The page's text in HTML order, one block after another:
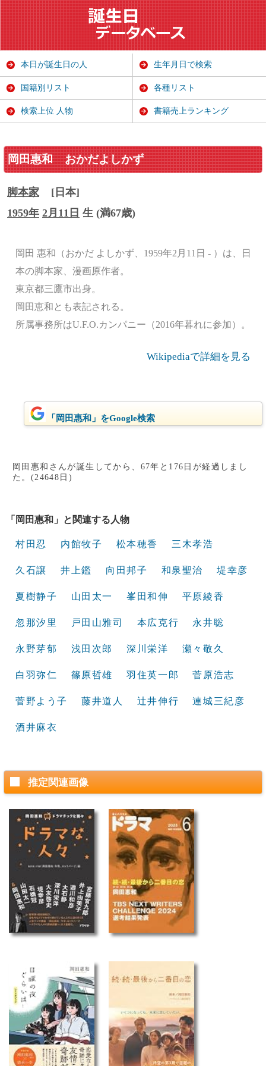
岡田惠和 おかだよしかず
脚本家
[日本]
1959年 2月11日 生 (満67歳)
岡田 惠和（おかだ よしかず、1959年2月11日 - ）は、日
本の脚本家、漫画原作者。
東京都三鷹市出身。
岡田恵和とも表記される。
所属事務所はU.F.O.カンパニー（2016年暮れに参加）。
Wikipediaで詳細を見る
「岡田惠和」をGoogle検索
岡田惠和さんが誕生してから、67年と176日が経過しまし
た。(24648日)
「岡田惠和」と関連する人物
村田忍 内館牧子 松本穂香 三木孝浩
久石譲 井上鑑 向田邦子 和泉聖治 堤幸彦
夏樹静子 山田太一 峯田和伸 平原綾香
忽那汐里 戸田山雅司 本広克行 永井聡
永野芽郁 浅田次郎 深川栄洋 瀬々敬久
白羽弥仁 篠原哲雄 羽住英一郎 菅原浩志
菅野よう子 藤井道人 辻井伸行 連城三紀彦
酒井麻衣
推定関連画像
本日が誕生日の人 生年月日で検索
国籍別リスト 各種リスト
検索上位 人物 書籍売上ランキング